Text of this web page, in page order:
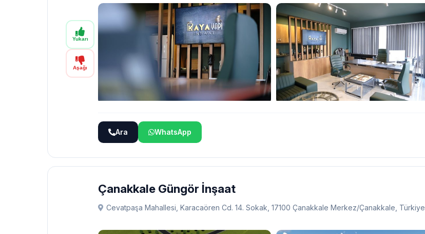
Yukarı
Aşağı
Ara WhatsApp
Çanakkale Güngör İnşaat
Cevatpaşa Mahallesi, Karacaören Cd. 14. Sokak, 17100 Çanakkale Merkez/Çanakkale, Türkiye